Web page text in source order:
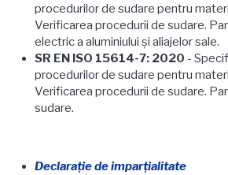
procedurilor de sudare pentru
Verificarea procedurii de sudare.
electric a aluminiului şi aliajelor sale.
SR EN ISO 15614-7: 2020 -
procedurilor de sudare pentru
Verificarea procedurii de sudare.
sudare.
Declaraţie de imparţialitate